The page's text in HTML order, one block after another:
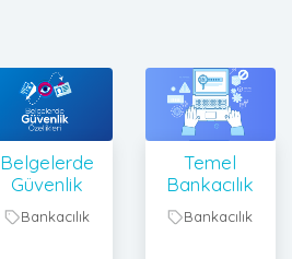
Belgelerde
Güvenlik
Bankacılık
Temel
Bankacılık
Bankacılık